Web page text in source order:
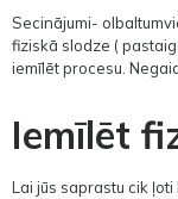
Secinājumi-
fiziskā slodze (
iemīlēt procesu.
Iemīlēt
Lai jūs saprastu cik